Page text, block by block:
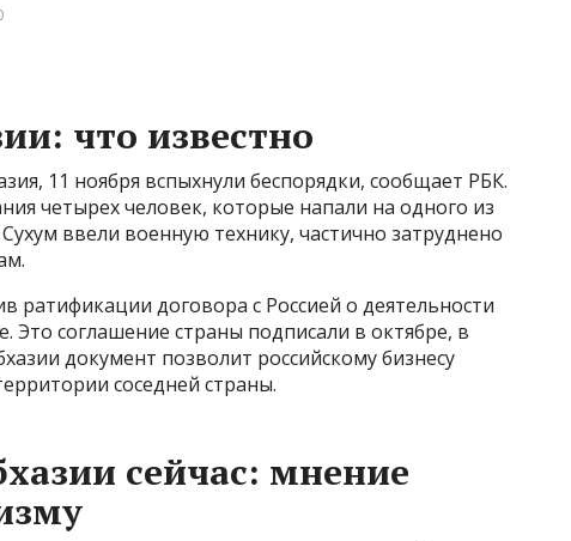
что известно
11 ноября вспыхнули беспорядки, сообщает РБК.
четырех человек, которые напали на одного из
ввели военную технику, частично затруднено
договора с Россией о деятельности
Это соглашение страны подписали в октябре, в
документ позволит российскому бизнесу
соседней страны.
сейчас: мнение